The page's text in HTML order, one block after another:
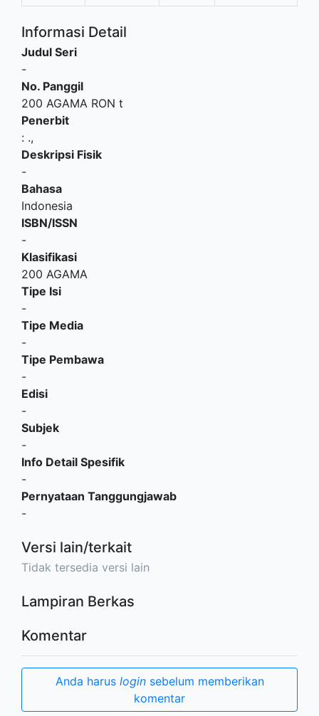
Informasi Detail
Judul Seri
-
No. Panggil
200 AGAMA RON t
Penerbit
: .,
Deskripsi Fisik
-
Bahasa
Indonesia
ISBN/ISSN
-
Klasifikasi
200 AGAMA
Tipe Isi
-
Tipe Media
-
Tipe Pembawa
-
Edisi
-
Subjek
-
Info Detail Spesifik
-
Pernyataan Tanggungjawab
-
Versi lain/terkait
Tidak tersedia versi lain
Lampiran Berkas
Komentar
Anda harus loginsebelum memberikan
komentar